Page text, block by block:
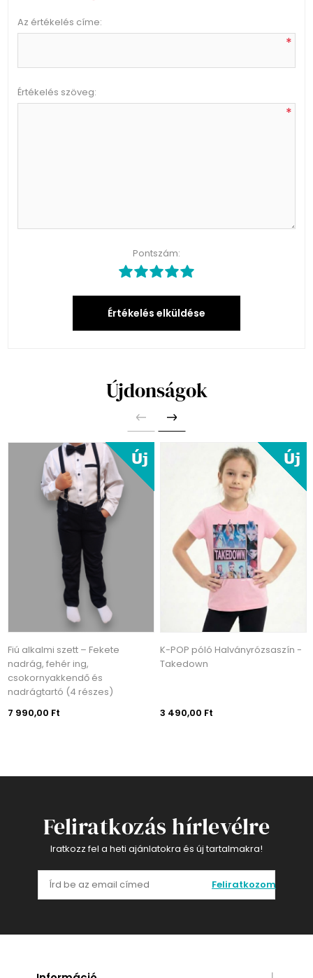
Az értékelés címe:
*
Értékelés szöveg:
*
Pontszám:
Értékelés elküldése
Újdonságok
Fiú alkalmi szett – Fekete
nadrág, fehér ing,
csokornyakkendő és
nadrágtartó (4 részes)
7 990,00 Ft
K-POP póló Halványrózsaszín -
Takedown
3 490,00 Ft
Feliratkozás hírlevélre
Iratkozz fel a heti ajánlatokra és új tartalmakra!
Feliratkozom